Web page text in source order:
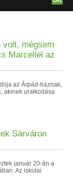
volt, mégsem
Marcellel az
az Árpád-háznak,
akinek uralkodása
Sárváron
január 20-án a
Az iskolai